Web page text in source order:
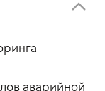
аварийной